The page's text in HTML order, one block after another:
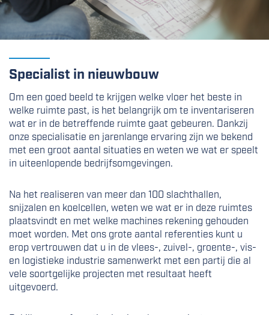
Specialist in nieuwbouw
Om een goed beeld te krijgen welke vloer het beste in
welke ruimte past, is het belangrijk om te inventariseren
wat er in de betreffende ruimte gaat gebeuren. Dankzij
onze specialisatie en jarenlange ervaring zijn we bekend
met een groot aantal situaties en weten we wat er speelt
in uiteenlopende bedrijfsomgevingen.
Na het realiseren van meer dan 100 slachthallen,
snijzalen en koelcellen, weten we wat er in deze ruimtes
plaatsvindt en met welke machines rekening gehouden
moet worden. Met ons grote aantal referenties kunt u
erop vertrouwen dat u in de vlees-, zuivel-, groente-, vis-
en logistieke industrie samenwerkt met een partij die al
vele soortgelijke projecten met resultaat heeft
uitgevoerd.